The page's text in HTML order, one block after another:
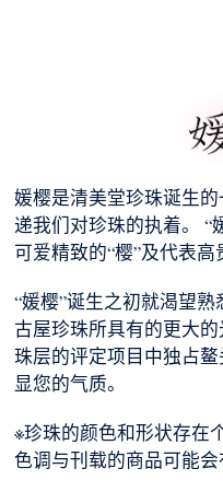
媛樱是清美堂珍珠诞生
递我们对珍珠的执着。 “
可爱精致的“樱”及代表高
“媛樱”诞生之初就渴望
古屋珍珠所具有的更大
珠层的评定项目中独占
显您的气质。
※珍珠的颜色和形状存在
色调与刊载的商品可能会